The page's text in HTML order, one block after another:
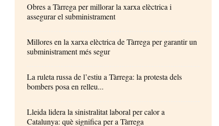
Obres a Tàrrega per millorar la xarxa elèctrica i
assegurar el subministrament
Millores en la xarxa elèctrica de Tàrrega per garantir un
subministrament més segur
La ruleta russa de l’estiu a Tàrrega: la protesta dels
bombers posa en relleu...
Lleida lidera la sinistralitat laboral per calor a
Catalunya: què significa per a Tàrrega